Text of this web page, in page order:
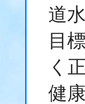
道
目
く
健